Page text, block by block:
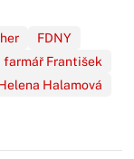
FDNY
farmář František
Halamová